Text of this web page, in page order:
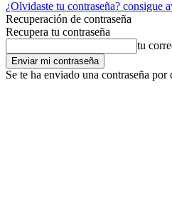
¿Olvidaste tu contraseña? consigue
Recuperación de contraseña
Recupera tu contraseña
tu
Se te ha enviado una contraseña